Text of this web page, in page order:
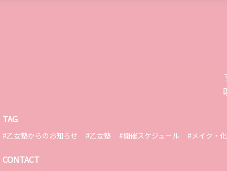
TAG
#乙女塾からのお知らせ #乙女塾 #開催スケジュール #メイク・
CONTACT